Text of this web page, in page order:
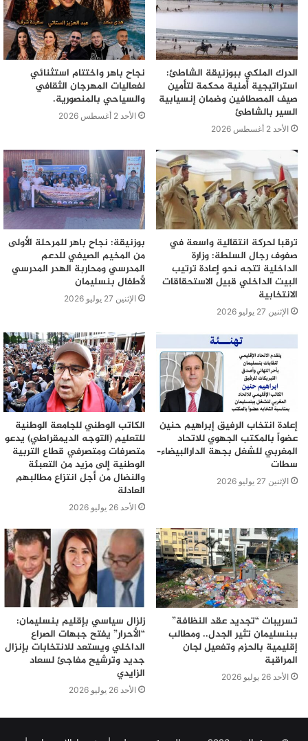
الدرك الملكي ببوزنيقة الشاطئ:
استراتيجية أمنية محكمة لتأمين
صيف المصطافين وضمان إنسيابية
السير بالشاطئ
الأحد 2 أغسطس 2026
نجاح باهر واختتام استثنائي
لفعاليات المهرجان الثقافي
والسياحي بالمنصورية.
الأحد 2 أغسطس 2026
ترقبا لحركة انتقالية واسعة في
صفوف رجال السلطة: وزارة
الداخلية تتجه نحو إعادة ترتيب
البيت الداخلي قبيل الاستحقاقات
الانتخابية
الإثنين 27 يوليو 2026
بوزنيقة: نجاح باهر للمرحلة الأولى
من المخيم الصيفي للدعم
المدرسي ومحاربة الهدر المدرسي
لأطفال بنسليمان
الإثنين 27 يوليو 2026
إعادة انتخاب الرفيق إبراهيم حنين
عضواً بالمكتب الجهوي للاتحاد
المغربي للشغل بجهة الدارالبيضاء–
سطات
الإثنين 27 يوليو 2026
الكاتب الوطني للجامعة الوطنية
للتعليم (التوجه الديمقراطي) يدعو
متصرفات ومتصرفي قطاع التربية
الوطنية إلى مزيد من التعبئة
والنضال من أجل انتزاع مطالبهم
العادلة
الأحد 26 يوليو 2026
تسريبات “تجديد عقد النظافة”
ببنسليمان تثير الجدل.. ومطالب
إقليمية بالحزم وتفعيل لجان
المراقبة
الأحد 26 يوليو 2026
زلزال سياسي بإقليم بنسليمان:
“الأحرار” يفتح جبهات الصراع
الداخلي ويستعد للانتخابات بإنزال
جديد وترشيح مفاجئ لسعاد
الزايدي
الأحد 26 يوليو 2026